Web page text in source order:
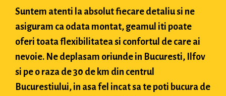
Suntem atenti la absolut fiecare detaliu si ne
asiguram ca odata montat, geamul iti poate
oferi toata flexibilitatea si confortul de care ai
nevoie. Ne deplasam oriunde in Bucuresti, Ilfov
si pe o raza de 30 de km din centrul
Bucurestiului, in asa fel incat sa te poti bucura de